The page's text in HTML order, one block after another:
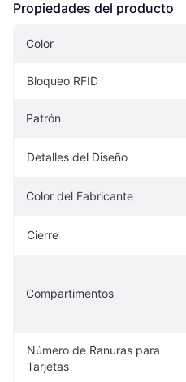
Propiedades del producto
Color
Bloqueo RFID
Patrón
Detalles del Diseño
Color del Fabricante
Cierre
Compartimentos
Número de Ranuras para
Tarjetas